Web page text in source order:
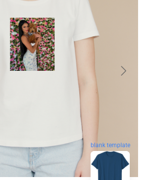
blank template